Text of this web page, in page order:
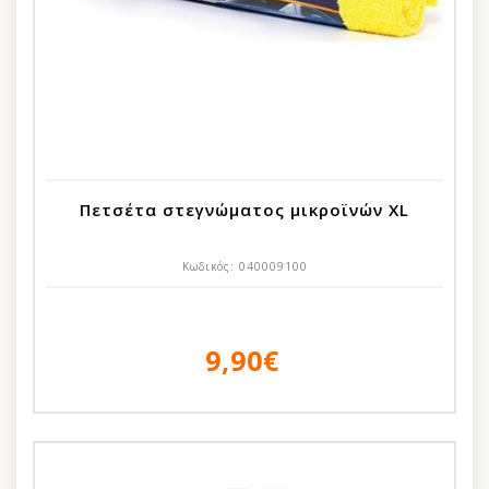
Πετσέτα στεγνώματος μικροϊνών XL
Κωδικός: 040009100
9,90€